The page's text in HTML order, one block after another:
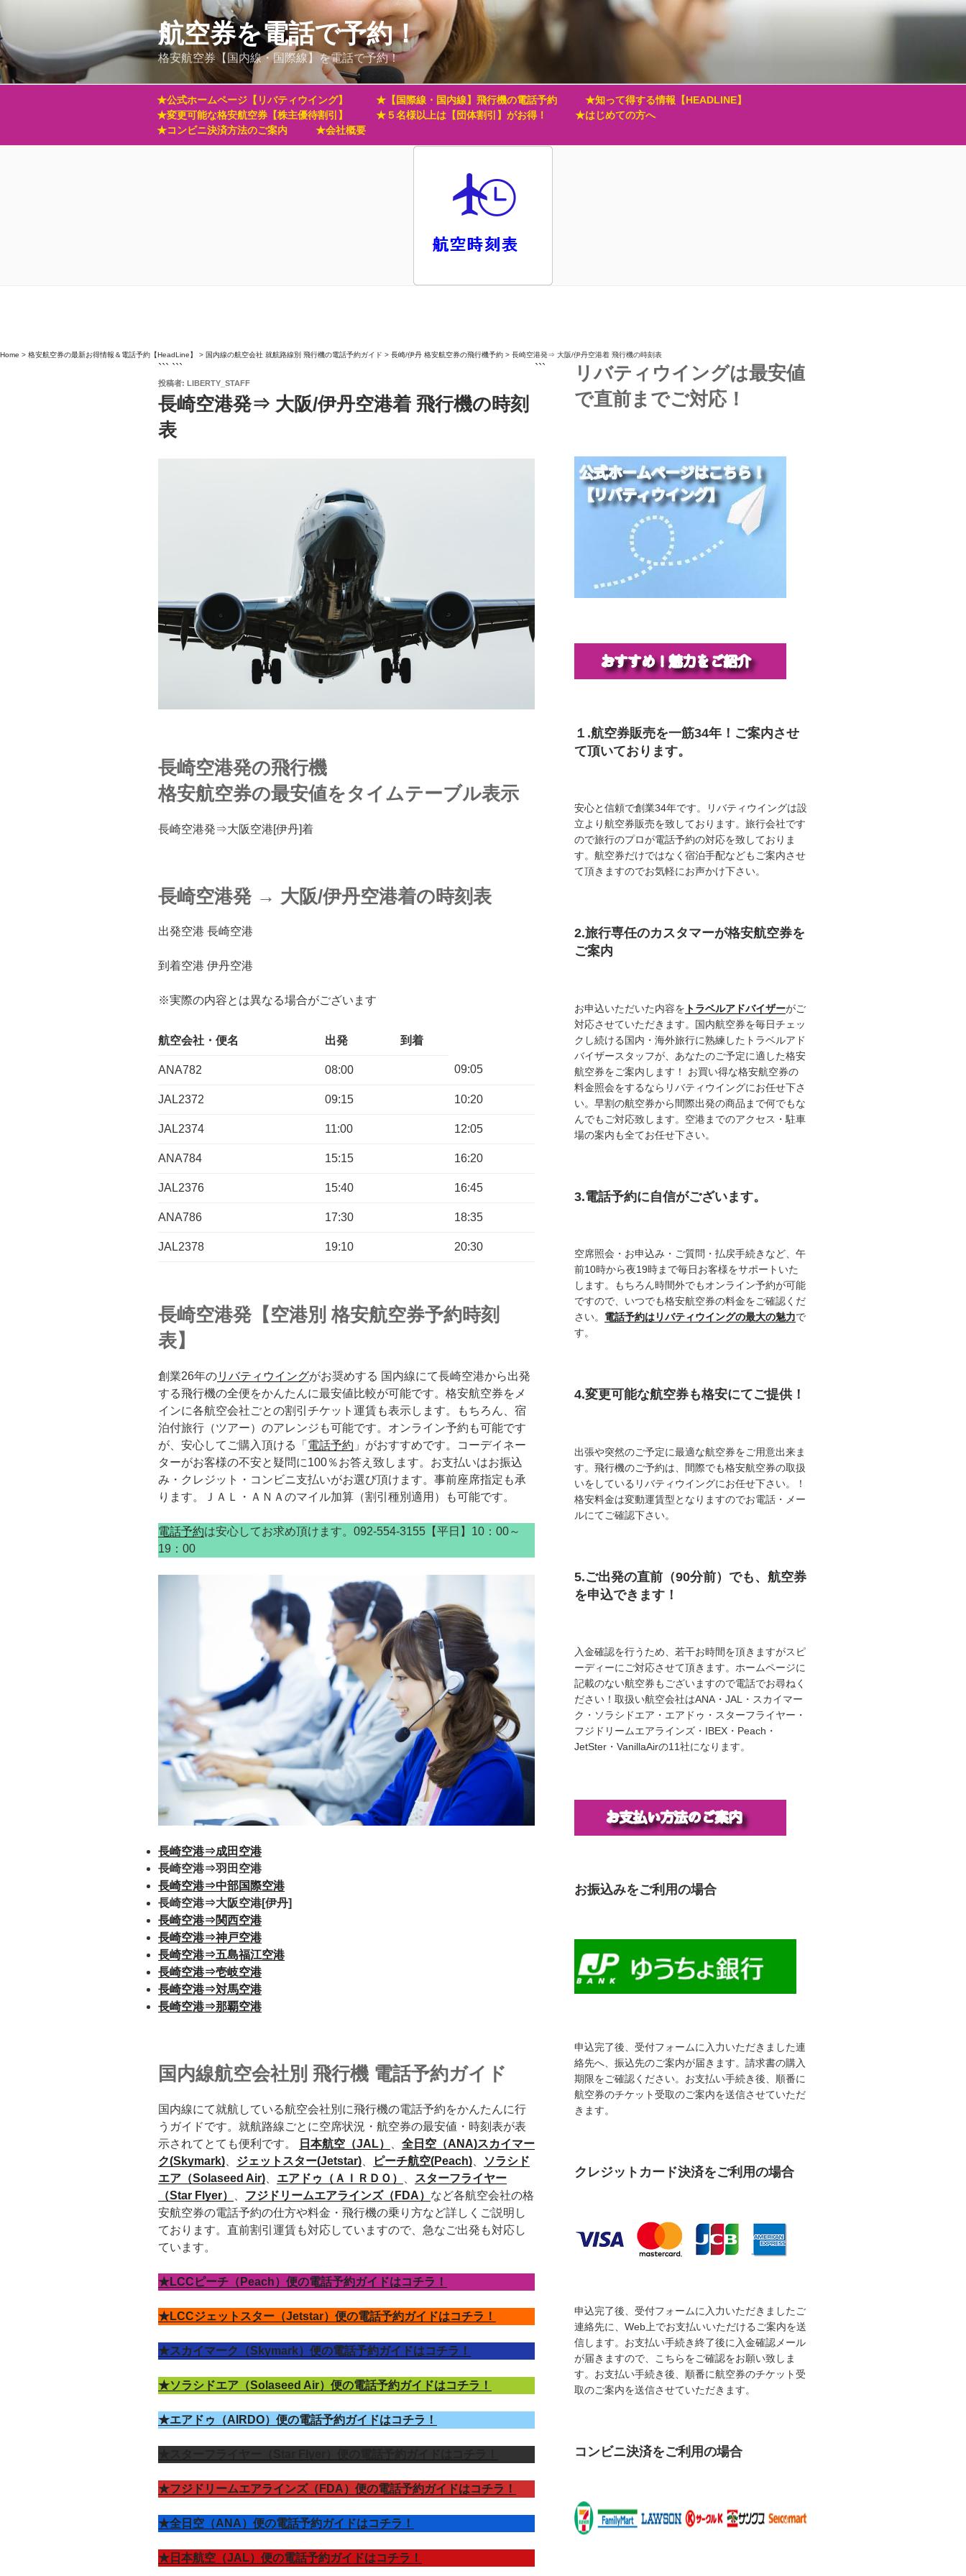
ン
テ
ン
ツ
ッ
航空券を電話で予約！
格安航空券【国内線・国際線】を電話で予約！
★公式ホームページ【リバティウイング】 ★【国際線・国内線】飛行機の電話予約
★知って得する情報【HEADLINE】
★変更可能な格安航空券【株主優待割引】
★５名様以上は【団体割引】がお得！
★はじめての方へ
★コンビニ決済方法のご案内
★会社概要
Home > 格安航空券の最新お得情報＆電話予約【HeadLine】 > 国内線の航空会社 就航路線別 飛行機の電話予約ガイド > 長崎/伊丹 格安航空券の飛行機予約 > 長崎空港発⇒ 大阪/伊丹空港着 飛行機の時刻表
``` ```
投
稿
日:
投稿者: LIBERTY_STAFF
長崎空港発⇒ 大阪/伊丹空港着 飛行機の時刻
表
長崎空港発の飛行機
格安航空券の最安値をタイムテーブル表示
長崎空港発⇒大阪空港[伊丹]着
長崎空港発 → 大阪/伊丹空港着の時刻表
出発空港 長崎空港
到着空港 伊丹空港
※実際の内容とは異なる場合がございます
航空会社・便名 出発 到着
ANA782 08:00 09:05
JAL2372 09:15 10:20
JAL2374 11:00 12:05
ANA784 15:15 16:20
JAL2376 15:40 16:45
ANA786 17:30 18:35
JAL2378 19:10 20:30
長崎空港発【空港別 格安航空券予約時刻
表】
創業26年のリバティウイングがお奨めする 国内線にて長崎空港から出発
する飛行機の全便をかんたんに最安値比較が可能です。格安航空券をメ
インに各航空会社ごとの割引チケット運賃も表示します。もちろん、宿
泊付旅行（ツアー）のアレンジも可能です。オンライン予約も可能です
が、安心してご購入頂ける「 電話予約 」がおすすめです。コーデイネー
ターがお客様の不安と疑問に100％お答え致します。お支払いはお振込
み・クレジット・コンビニ支払いがお選び頂けます。事前座席指定も承
ります。ＪＡＬ・ＡＮＡのマイル加算（割引種別適用）も可能です。
電話予約は安心してお求め頂けます。092-554-3155【平日】10：00～
19：00
長崎空港⇒成田空港
長崎空港⇒羽田空港
長崎空港⇒中部国際空港
長崎空港⇒大阪空港[伊丹]
長崎空港⇒関西空港
長崎空港⇒神戸空港
長崎空港⇒五島福江空港
長崎空港⇒壱岐空港
長崎空港⇒対馬空港
長崎空港⇒那覇空港
国内線航空会社別 飛行機 電話予約ガイド
国内線にて就航している航空会社別に飛行機の電話予約をかんたんに行
うガイドです。就航路線ごとに空席状況・航空券の最安値・時刻表が表
示されてとても便利です。
日本航空（JAL） 全日空（ANA)スカイマー
ク(Skymark)
ジェットスター(Jetstar) ピーチ航空(Peach)
ソラシド
エア（Solaseed Air)
エアドゥ（ＡＩＲＤＯ）
スターフライヤー
（Star Flyer）
フジドリームエアラインズ（FDA） など各航空会社の格
安航空券の電話予約の仕方や料金・飛行機の乗り方など詳しくご説明し
ております。直前割引運賃も対応していますので、急なご出発も対応し
ています。
★LCCピーチ（Peach）便の電話予約ガイドはコチラ！
★LCCジェットスター（Jetstar）便の電話予約ガイドはコチラ！
★スカイマーク（Skymark）便の電話予約ガイドはコチラ！
★ソラシドエア（Solaseed Air）便の電話予約ガイドはコチラ！
★エアドゥ（AIRDO）便の電話予約ガイドはコチラ！
★フジドリームエアラインズ（FDA）便の電話予約ガイドはコチラ！
★全日空（ANA）便の電話予約ガイドはコチラ！
★日本航空（JAL）便の電話予約ガイドはコチラ！
リバティウイングは最安値
で直前までご対応！
１.航空券販売を一筋34年！ご案内させ
て頂いております。
安心と信頼で創業34年です。リバティウイングは設
立より航空券販売を致しております。旅行会社です
ので旅行のプロが電話予約の対応を致しておりま
す。航空券だけではなく宿泊手配などもご案内させ
て頂きますのでお気軽にお声かけ下さい。
2.旅行専任のカスタマーが格安航空券を
ご案内
お申込いただいた内容を トラベルアドバイザーがご
対応させていただきます。国内航空券を毎日チェッ
クし続ける国内・海外旅行に熟練したトラベルアド
バイザースタッフが、あなたのご予定に適した格安
航空券をご案内します！ お買い得な格安航空券の
料金照会をするならリバティウイングにお任せ下さ
い。早割の航空券から間際出発の商品まで何でもな
んでもご対応致します。空港までのアクセス・駐車
場の案内も全てお任せ下さい。
3.電話予約に自信がございます。
空席照会・お申込み・ご質問・払戻手続きなど、午
前10時から夜19時まで毎日お客様をサポートいた
します。もちろん時間外でもオンライン予約が可能
ですので、いつでも格安航空券の料金をご確認くだ
さい。 電話予約はリバティウイングの最大の魅力で
す。
4.変更可能な航空券も格安にてご提供！
出張や突然のご予定に最適な航空券をご用意出来ま
す。飛行機のご予約は、間際でも格安航空券の取扱
いをしているリバティウイングにお任せ下さい。！
格安料金は変動運賃型となりますのでお電話・メー
ルにてご確認下さい。
5.ご出発の直前（90分前）でも、航空券
を申込できます！
入金確認を行うため、若干お時間を頂きますがスピ
ーディーにご対応させて頂きます。ホームページに
記載のない航空券もございますので電話でお尋ねく
ださい！取扱い航空会社はANA・JAL・スカイマー
ク・ソラシドエア・エアドゥ・スターフライヤー・
フジドリームエアラインズ・IBEX・Peach・
JetSter・VanillaAirの11社になります。
お振込みをご利用の場合
申込完了後、受付フォームに入力いただきました連
絡先へ、振込先のご案内が届きます。請求書の購入
期限をご確認ください。お支払い手続き後、順番に
航空券のチケット受取のご案内を送信させていただ
きます。
クレジットカード決済をご利用の場合
申込完了後、受付フォームに入力いただきましたご
連絡先に、Web上でお支払いいただけるご案内を送
信します。お支払い手続き終了後に入金確認メール
が届きますので、こちらをご確認をお願い致しま
す。お支払い手続き後、順番に航空券のチケット受
取のご案内を送信させていただきます。
コンビニ決済をご利用の場合
```